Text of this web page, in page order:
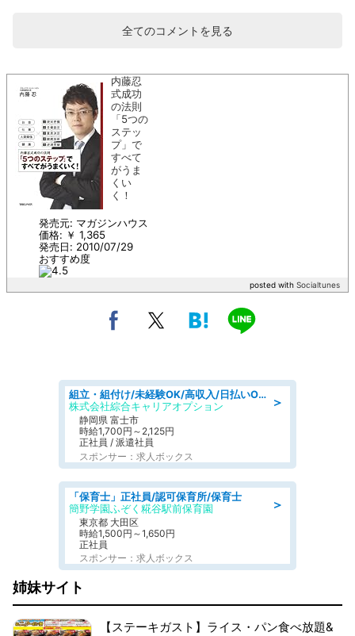
全てのコメントを見る
内藤忍
式成功
の法則
「5つの
ステッ
プ」で
すべて
がうま
くい
く！
発売元: マガジンハウス
価格: ￥ 1,365
発売日: 2010/07/29
おすすめ度
posted with Socialtunes
＞
組立・組付け/未経験OK/高収入/日払いOK/交替制/20・30・40代活躍中
株式会社綜合キャリアオプション
静岡県 富士市
時給1,700円～2,125円
正社員 / 派遣社員
スポンサー：求人ボックス
＞
「保育士」正社員/認可保育所/保育士
簡野学園ふぞく糀谷駅前保育園
東京都 大田区
時給1,500円～1,650円
正社員
スポンサー：求人ボックス
姉妹サイト
【ステーキガスト】ライス・パン食べ放題&